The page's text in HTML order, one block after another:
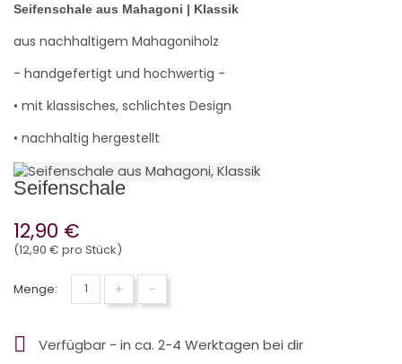
Seifenschale aus Mahagoni | Klassik
aus nachhaltigem Mahagoniholz
- handgefertigt und hochwertig -
• mit klassisches, schlichtes Design
• nachhaltig hergestellt
Seifenschale
12,90 €
(12,90 € pro Stück)
Menge: + -
 Verfügbar - in ca. 2-4 Werktagen bei dir